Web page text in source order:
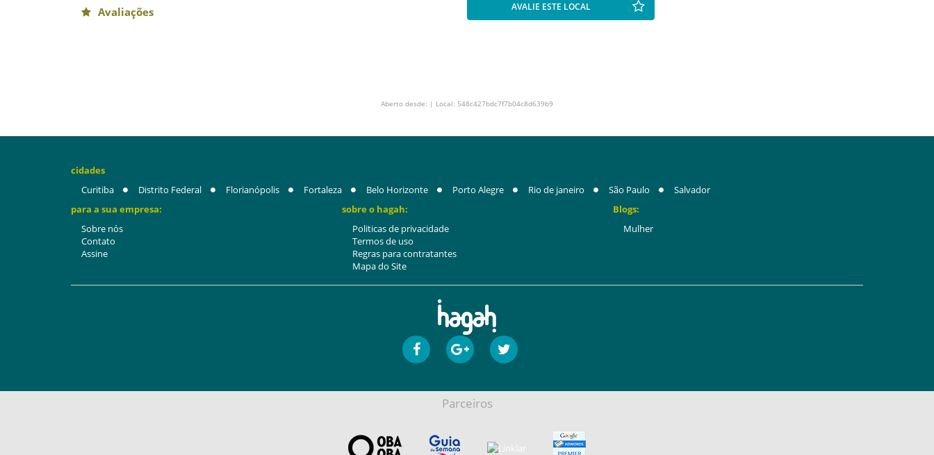
Avaliações AVALIE ESTE LOCAL
Aberto desde: | Local: 548c427bdc7f7b04c8d639b9
cidades
Curitiba
Distrito Federal Florianópolis Fortaleza Belo Horizonte Porto Alegre Rio de janeiro São Paulo
Salvador
para a sua empresa:
Sobre nós
Contato
Assine
sobre o hagah:
Politicas de privacidade
Termos de uso
Regras para contratantes
Mapa do Site
Blogs:
Mulher
Parceiros